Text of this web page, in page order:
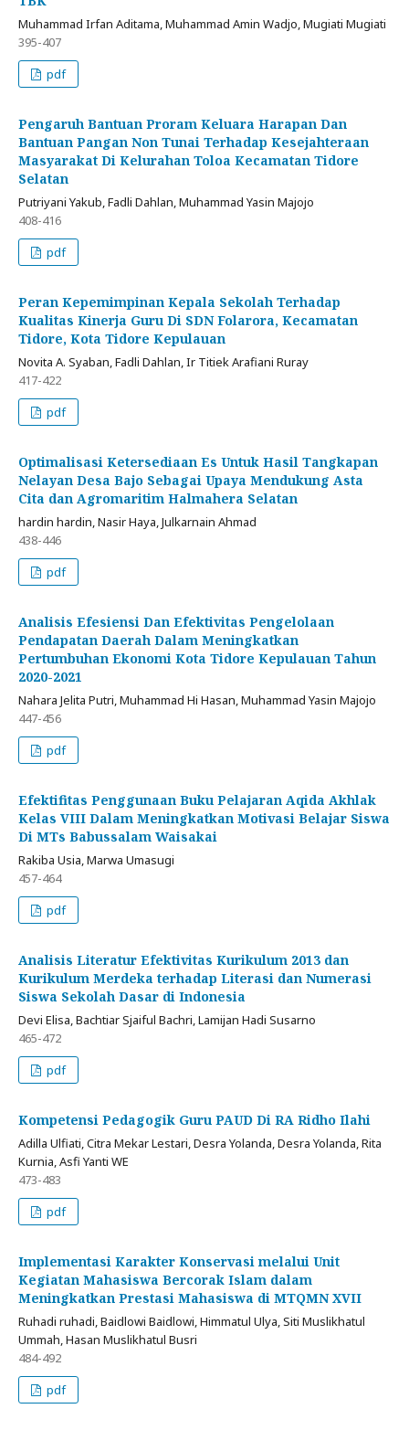
Muhammad Irfan Aditama, Muhammad Amin Wadjo, Mugiati Mugiati
395-407
pdf
Pengaruh Bantuan Proram Keluara Harapan Dan
Bantuan Pangan Non Tunai Terhadap Kesejahteraan
Masyarakat Di Kelurahan Toloa Kecamatan Tidore
Selatan
Putriyani Yakub, Fadli Dahlan, Muhammad Yasin Majojo
408-416
pdf
Peran Kepemimpinan Kepala Sekolah Terhadap
Kualitas Kinerja Guru Di SDN Folarora, Kecamatan
Tidore, Kota Tidore Kepulauan
Novita A. Syaban, Fadli Dahlan, Ir Titiek Arafiani Ruray
417-422
pdf
Optimalisasi Ketersediaan Es Untuk Hasil Tangkapan
Nelayan Desa Bajo Sebagai Upaya Mendukung Asta
Cita dan Agromaritim Halmahera Selatan
hardin hardin, Nasir Haya, Julkarnain Ahmad
438-446
pdf
Analisis Efesiensi Dan Efektivitas Pengelolaan
Pendapatan Daerah Dalam Meningkatkan
Pertumbuhan Ekonomi Kota Tidore Kepulauan Tahun
2020-2021
Nahara Jelita Putri, Muhammad Hi Hasan, Muhammad Yasin Majojo
447-456
pdf
Efektifitas Penggunaan Buku Pelajaran Aqida Akhlak
Kelas VIII Dalam Meningkatkan Motivasi Belajar Siswa
Di MTs Babussalam Waisakai
Rakiba Usia, Marwa Umasugi
457-464
pdf
Analisis Literatur Efektivitas Kurikulum 2013 dan
Kurikulum Merdeka terhadap Literasi dan Numerasi
Siswa Sekolah Dasar di Indonesia
Devi Elisa, Bachtiar Sjaiful Bachri, Lamijan Hadi Susarno
465-472
pdf
Kompetensi Pedagogik Guru PAUD Di RA Ridho Ilahi
Adilla Ulfiati, Citra Mekar Lestari, Desra Yolanda, Desra Yolanda, Rita
Kurnia, Asfi Yanti WE
473-483
pdf
Implementasi Karakter Konservasi melalui Unit
Kegiatan Mahasiswa Bercorak Islam dalam
Meningkatkan Prestasi Mahasiswa di MTQMN XVII
Ruhadi ruhadi, Baidlowi Baidlowi, Himmatul Ulya, Siti Muslikhatul
Ummah, Hasan Muslikhatul Busri
484-492
pdf